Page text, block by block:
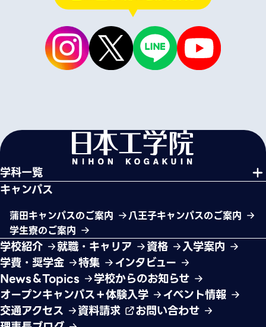
学科一覧
キャンパス
蒲田キャンパスのご案内
八王子キャンパスのご案内
学生寮のご案内
学校紹介 就職・キャリア 資格
入学案内
学費・奨学金
特集
インタビュー
News＆Topics
学校からのお知らせ
オープンキャンパス＋体験入学
イベント情報
交通アクセス
資料請求
お問い合わせ